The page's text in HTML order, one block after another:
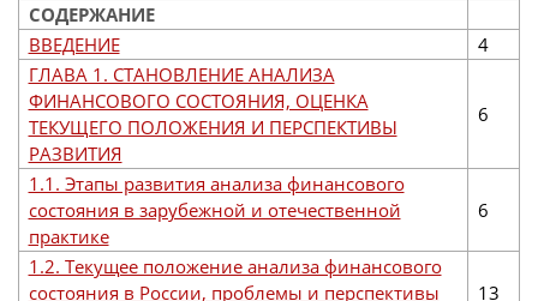
СОДЕРЖАНИЕ
ВВЕДЕНИЕ
4
ГЛАВА 1. СТАНОВЛЕНИЕ АНАЛИЗА
ФИНАНСОВОГО СОСТОЯНИЯ, ОЦЕНКА
ТЕКУЩЕГО ПОЛОЖЕНИЯ И ПЕРСПЕКТИВЫ
РАЗВИТИЯ
6
1.1. Этапы развития анализа финансового
состояния в зарубежной и отечественной
практике
6
1.2. Текущее положение анализа финансового
состояния в России, проблемы и перспективы
13